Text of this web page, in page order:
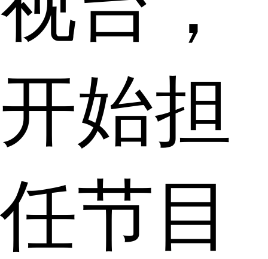
开始担
任节目